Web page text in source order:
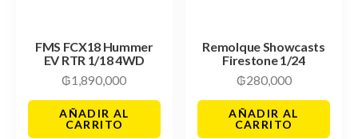
FMS FCX18 Hummer
EV RTR 1/18 4WD
₲1,890,000
AÑADIR AL
CARRITO
Remolque Showcasts
Firestone 1/24
₲280,000
AÑADIR AL
CARRITO